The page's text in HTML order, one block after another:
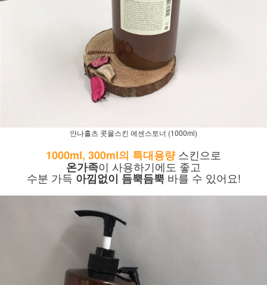
안나홀츠 콧물스킨 에센스토너 (1000ml)
1000ml, 300ml의 특대용량 스킨으로
온가족이 사용하기에도 좋고
수분 가득아낌없이 듬뿍듬뿍바를 수 있어요!